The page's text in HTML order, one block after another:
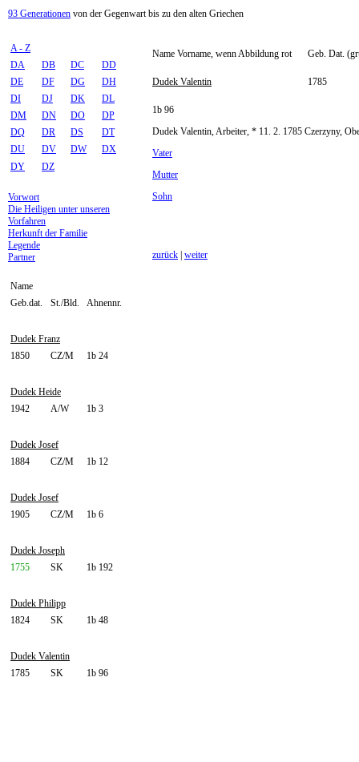
93 Generationen von der Gegenwart bis zu den alten Griechen
A - Z
DA
DB DC
DD
DE
DF DG
DH
DI
DJ DK
DL
DM
DN DO
DP
DQ
DR DS
DT
DU
DV DW
DX
DY
DZ
Vorwort
Die Heiligen unter unseren
Vorfahren
Herkunft der Familie
Legende
Partner
Name
Geb.dat.
St./Bld. Ahnennr.
Dudek Franz
1850
CZ/M 1b 24
Dudek Heide
1942
A/W 1b 3
Dudek Josef
1884
CZ/M 1b 12
Dudek Josef
1905
CZ/M 1b 6
Dudek Joseph
1755
SK 1b 192
Dudek Philipp
1824
SK 1b 48
Dudek Valentin
1785
SK 1b 96
Name Vorname, wenn Abbildung rot Geb. Dat.
Dudek Valentin 1785
1b 96
Dudek Valentin, Arbeiter, * 11. 2. 1785 Czerzyny,
Vater
Mutter
Sohn
zurück weiter